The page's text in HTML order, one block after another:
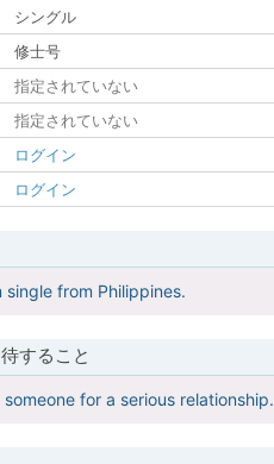
シングル
修士号
指定されていない
指定されていない
ログイン
ログイン
single from Philippines.
すること
for a serious relationship.